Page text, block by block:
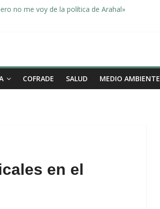
no me voy de la política de Arahal»
COFRADE SALUD MEDIO AMBIENTE
en el